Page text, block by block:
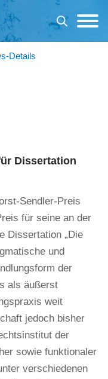
Details
Dissertation
Sendler-Preis
für seine an der
Dissertation „Die
und
der
als äußerst
weit
jedoch bisher
der
sowie funktionaler
verschiedenen